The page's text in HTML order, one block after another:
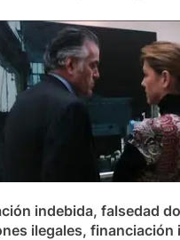
indebida, falsedad
ilegales, financiación